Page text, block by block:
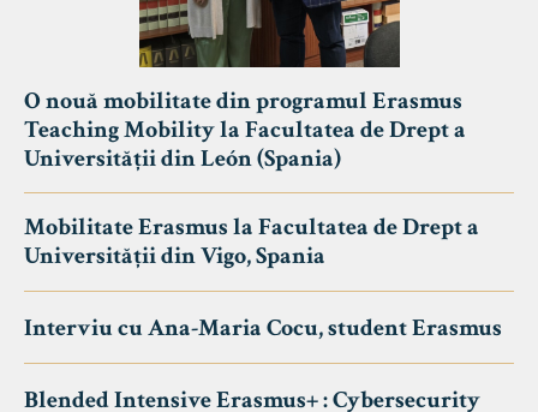
O nouă mobilitate din programul Erasmus
Teaching Mobility la Facultatea de Drept a
Universității din León (Spania)
Mobilitate Erasmus la Facultatea de Drept a
Universității din Vigo, Spania
Interviu cu Ana-Maria Cocu, student Erasmus
Blended Intensive Erasmus+ : Cybersecurity